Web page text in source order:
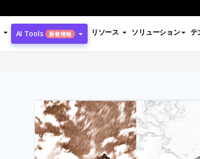
AI Tools 新着情報 リソース ソリューション テ